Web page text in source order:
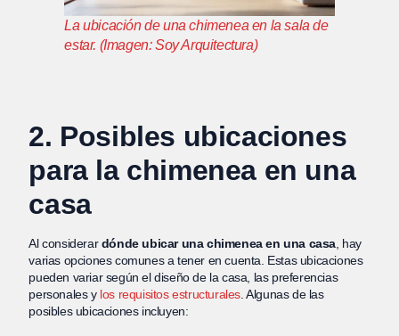
La ubicación de una chimenea en la sala de
estar. (Imagen: Soy Arquitectura)
2. Posibles ubicaciones
para la chimenea en una
casa
Al considerardónde ubicar una chimenea en una casa , hay
varias opciones comunes a tener en cuenta. Estas ubicaciones
pueden variar según el diseño de la casa, las preferencias
personales y los requisitos estructurales . Algunas de las
posibles ubicaciones incluyen: